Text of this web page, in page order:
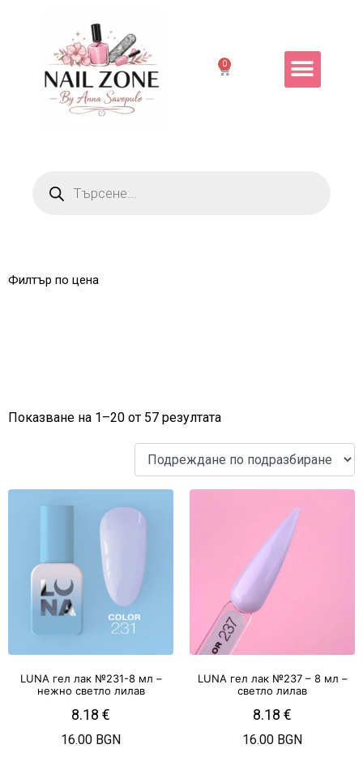
0
Филтър по цена
Показване на 1–20 от 57 резултата
LUNA гел лак №231-8 мл –
нежно светло лилав
8.18 €
16.00 BGN
LUNA гел лак №237 – 8 мл –
светло лилав
8.18 €
16.00 BGN